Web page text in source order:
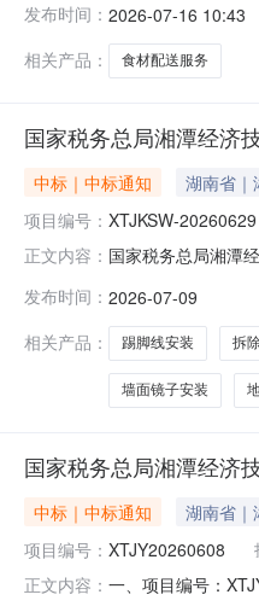
家税务总局湘潭经
发布时间： 2026-07-16 10:43
相关产品：
食材配送服务
国家税务总局湘潭经济
中标｜中标通知 湖南省｜
项目编号： XTJKSW-20260629
正文内容： 国家税务总局湘潭
月装饰工程有限公
粉，
发布时间： 2026-07-09
相关产品：
踢脚线安装 拆
墙面镜子安装
国家税务总局湘潭经济
中标｜中标通知 湖南省｜
项目编号： XTJY20260608
正文内容： 一、项目编号：